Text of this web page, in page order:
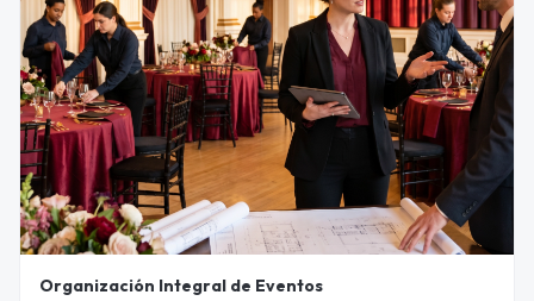
Organización Integral de Eventos